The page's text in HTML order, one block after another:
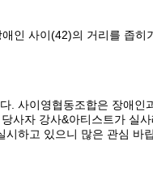
인 사이(42)의 거리를 좁히
. 사이영협동조합은 장애
사자 강사&아티스트가 실
시하고 있으니 많은 관심 바